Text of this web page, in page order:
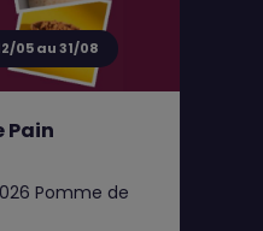
05 au 31/08
Pain
Pomme de